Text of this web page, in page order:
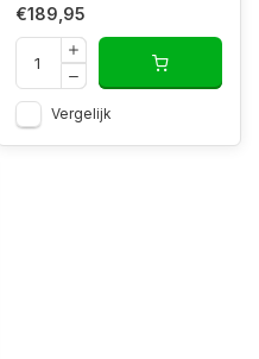
€189,95
Vergelijk